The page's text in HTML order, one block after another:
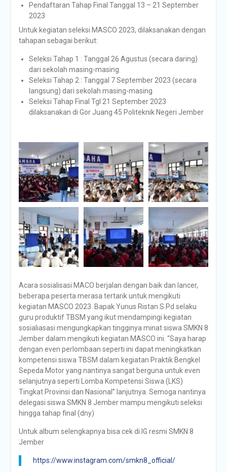
Pendaftaran Tahap Final Tanggal 13 – 21 September
2023
Untuk kegiatan seleksi MASCO 2023, dilaksanakan dengan
tahapan sebagai berikut:
Seleksi Tahap 1 : Tanggal 26 Agustus (secara daring)
dari sekolah masing-masing
Seleksi Tahap 2 : Tanggal 7 September 2023 (secara
langsung) dari sekolah masing-masing
Seleksi Tahap Final Tgl 21 September 2023
dilaksanakan di Gor Juang 45 Politeknik Negeri Jember
Acara sosialisasi MACO berjalan dengan baik dan lancer,
beberapa peserta merasa tertarik untuk mengikuti
kegiatan MASCO 2023. Bapak Yunus Ristan S.Pd selaku
guru produktif TBSM yang ikut mendampingi kegiatan
sosialiasasi mengungkapkan tingginya minat siswa SMKN 8
Jember dalam mengikuti kegiatan MASCO ini. “Saya harap
dengan even perlombaan seperti ini dapat meningkatkan
kompetensi siswa TBSM dalam kegiatan Praktik Bengkel
Sepeda Motor yang nantinya sangat berguna untuk even
selanjutnya seperti Lomba Kompetensi Siswa (LKS)
Tingkat Provinsi dan Nasional” lanjutnya. Semoga nantinya
delegasi siswa SMKN 8 Jember mampu mengikuti seleksi
hingga tahap final (dny)
Untuk album selengkapnya bisa cek di IG resmi SMKN 8
Jember
https://www.instagram.com/smkn8_official/